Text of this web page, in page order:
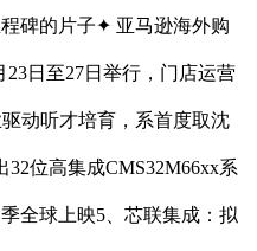
碑的片子✦ 亚马逊海外购
日至27日举行，门店运营
动听才培育，系首度取沈
位高集成CMS32M66xx系
全球上映5、芯联集成：拟